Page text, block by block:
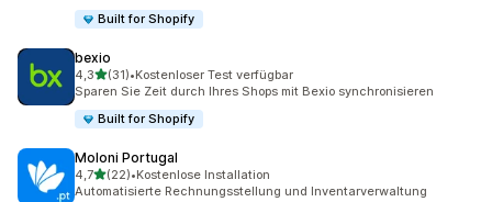
Built for Shopify
bexio
4,3von 5 Sternen
(31)
31 Rezensionen insgesamt
•Kostenloser Test verfügbar
Sparen Sie Zeit durch Ihres Shops mit Bexio synchronisieren
Built for Shopify
Moloni Portugal
4,7von 5 Sternen
(22)
22 Rezensionen insgesamt
•Kostenlose Installation
Automatisierte Rechnungsstellung und Inventarverwaltung